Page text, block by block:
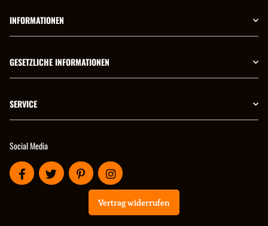
INFORMATIONEN
GESETZLICHE INFORMATIONEN
SERVICE
Social Media
Vertrag widerrufen